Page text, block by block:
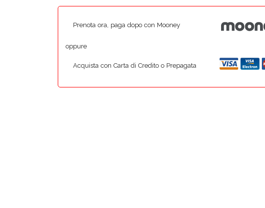
Prenota ora, paga dopo con Mooney
oppure
Acquista con Carta di Credito o Prepagata